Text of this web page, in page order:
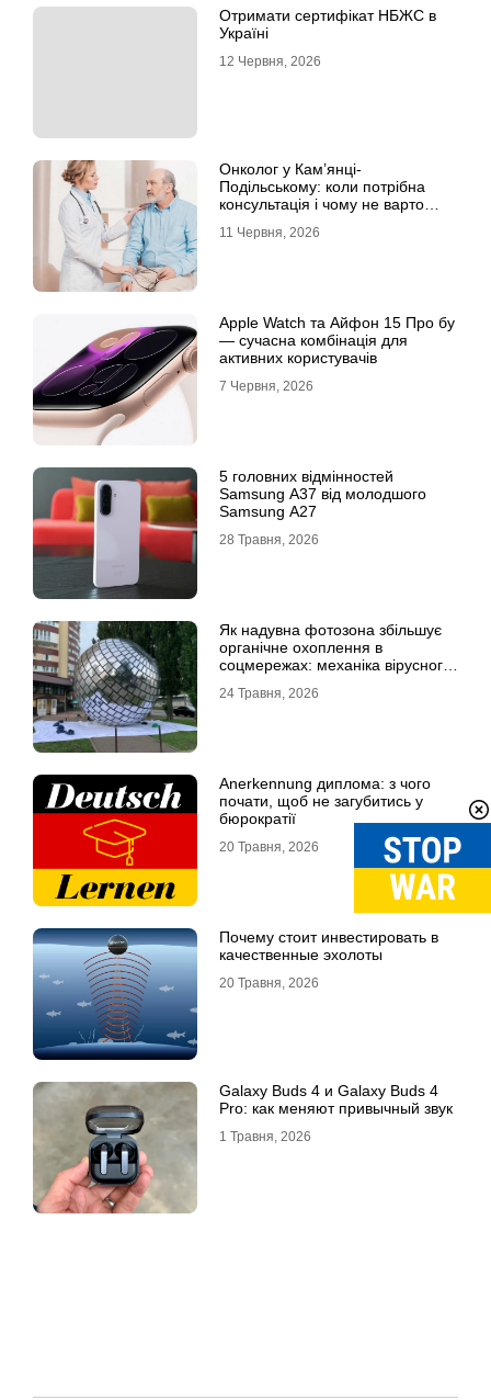
Отримати сертифікат НБЖС в
Україні
12 Червня, 2026
Онколог у Кам’янці-
Подільському: коли потрібна
консультація і чому не варто
11 Червня, 2026
Apple Watch та Айфон 15 Про бу
— сучасна комбінація для
активних користувачів
7 Червня, 2026
5 головних відмінностей
Samsung A37 від молодшого
Samsung A27
28 Травня, 2026
Як надувна фотозона збільшує
органічне охоплення в
соцмережах: механіка вірусного
24 Травня, 2026
Anerkennung диплома: з чого
почати, щоб не загубитись у
бюрократії
20 Травня, 2026
Почему стоит инвестировать в
качественные эхолоты
20 Травня, 2026
Galaxy Buds 4 и Galaxy Buds 4
Pro: как меняют привычный звук
1 Травня, 2026